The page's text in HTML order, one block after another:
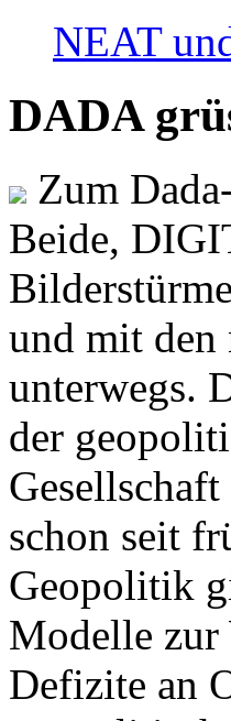
NEAT
DADA
Zum
Beide,
und mit den
unterwegs.
der
schon seit
Geopolitik
Modelle zur
Defizite an